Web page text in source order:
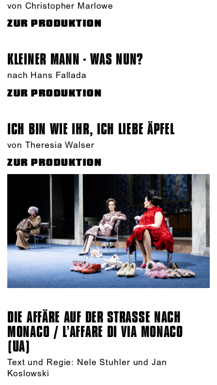
von Christopher Marlowe
ZUR PRODUKTION
KLEINER MANN - WAS NUN?
nach Hans Fallada
ZUR PRODUKTION
ICH BIN WIE IHR, ICH LIEBE ÄPFEL
von Theresia Walser
ZUR PRODUKTION
DIE AFFÄRE AUF DER STRASSE NACH M
ONACO / L’AFFARE DI VIA MONACO (
UA)
Text und Regie: Nele Stuhler und Jan
Koslowski